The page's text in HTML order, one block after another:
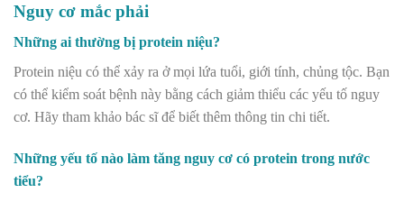
Nguy cơ mắc phải
Những ai thường bị protein niệu?
Protein niệu có thể xảy ra ở mọi lứa tuổi, giới tính, chủng tộc. Bạn
có thể kiểm soát bệnh này bằng cách giảm thiểu các yếu tố nguy
cơ. Hãy tham khảo bác sĩ để biết thêm thông tin chi tiết.
Những yếu tố nào làm tăng nguy cơ có protein trong nước
tiểu?